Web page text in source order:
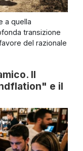
a quella
transizione
del razionale
Il
e il